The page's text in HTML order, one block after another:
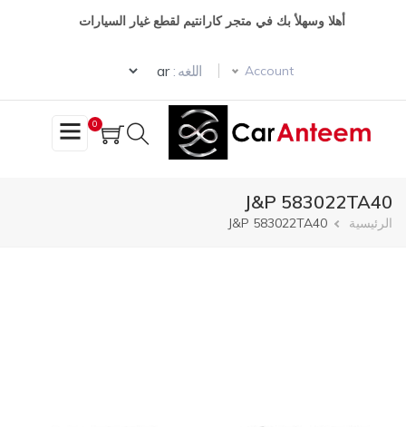
أهلا وسهلأ بك في متجر كارانتيم لقطع غيار السيارات
Account اللغه :
Select your language
0
J&P 583022TA40
مسار
الرئيسية J&P 583022TA40